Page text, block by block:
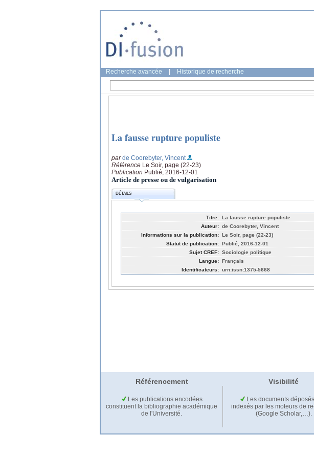
Recherche avancée Historique de recherche
La fausse rupture populiste
parde Coorebyter, Vincent
Référence Le Soir, page (22-23)
Publication Publié, 2016-12-01
Article de presse ou de vulgarisation
DÉTAILS
Titre: La fausse rupture populiste
Auteur: de Coorebyter, Vincent
Informations sur la publication: Le Soir, page (22-23)
Statut de publication: Publié, 2016-12-01
Sujet CREF: Sociologie politique
Langue: Français
Identificateurs: urn:issn:1375-5668
Référencement Visibilité
Les publications encodées
constituent la bibliographie académique
de l'Université.
Les documents
indexés par les moteurs de
(Google Scholar,…).